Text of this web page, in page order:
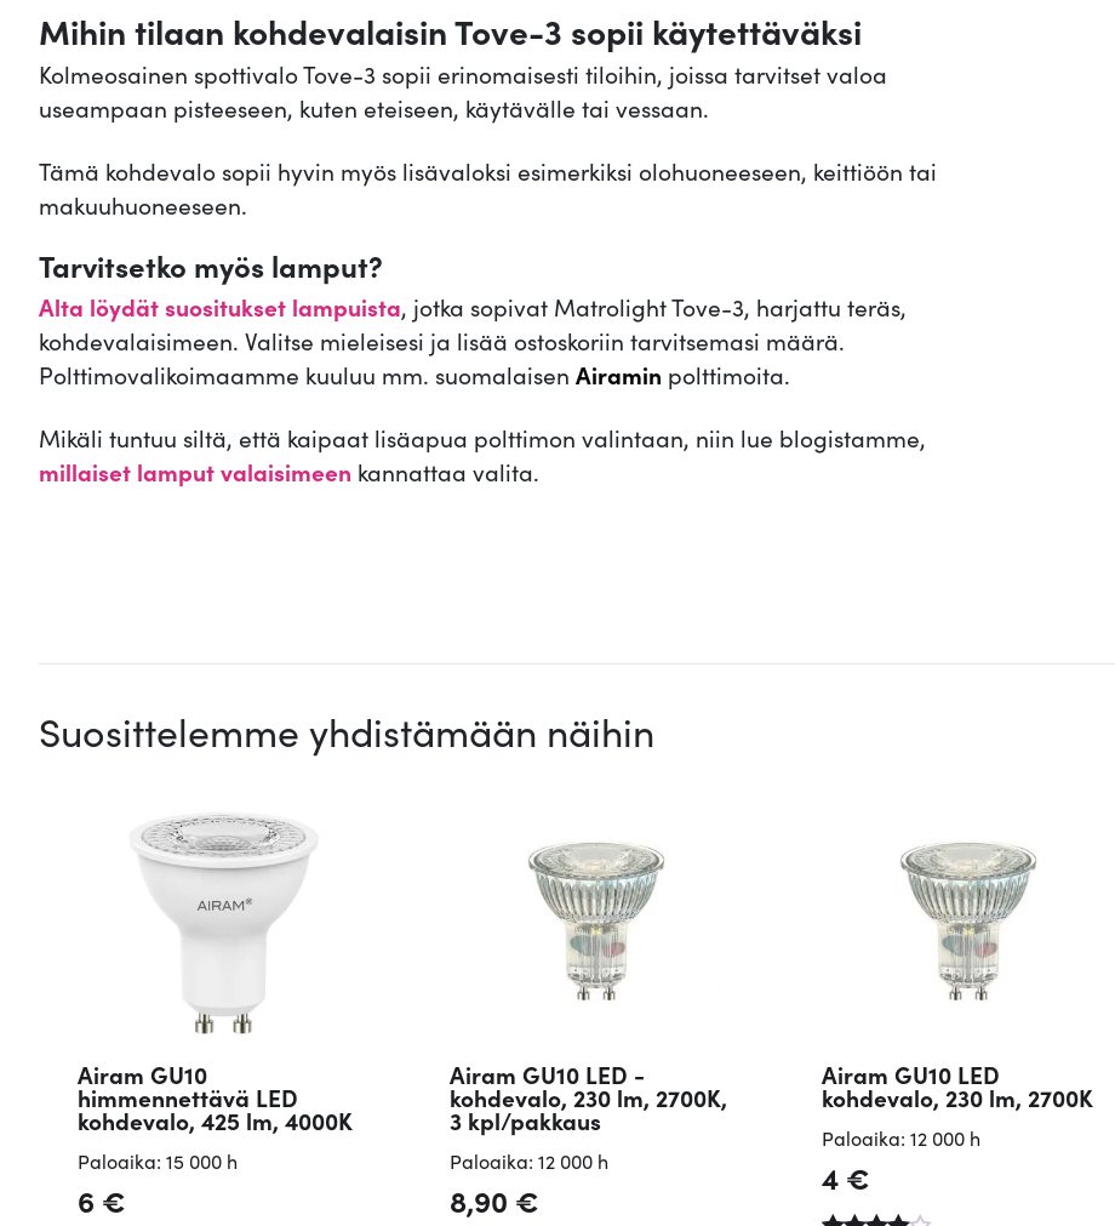
Mihin tilaan kohdevalaisin Tove-3 sopii käytettäväksi
Kolmeosainen spottivalo Tove-3 sopii erinomaisesti tiloihin, joissa tarvitset valoa
useampaan pisteeseen, kuten eteiseen, käytävälle tai vessaan.
Tämä kohdevalo sopii hyvin myös lisävaloksi esimerkiksi olohuoneeseen, keittiöön tai
makuuhuoneeseen.
Tarvitsetko myös lamput?
Alta löydät suositukset lampuista, jotka sopivat Matrolight Tove-3, harjattu teräs,
kohdevalaisimeen. Valitse mieleisesi ja lisää ostoskoriin tarvitsemasi määrä.
Polttimovalikoimaamme kuuluu mm. suomalaisen Airamin polttimoita.
Mikäli tuntuu siltä, että kaipaat lisäapua polttimon valintaan, niin lue blogistamme,
millaiset lamput valaisimeen kannattaa valita.
Suosittelemme yhdistämään näihin
Airam GU10
himmennettävä LED
kohdevalo, 425 lm, 4000K
Paloaika: 15 000 h
6 €
Airam GU10 LED -
kohdevalo, 230 lm, 2700K,
3 kpl/pakkaus
Paloaika: 12 000 h
8,90 €
Airam GU10 LED
kohdevalo, 230 lm, 2700K
Paloaika: 12 000 h
4 €